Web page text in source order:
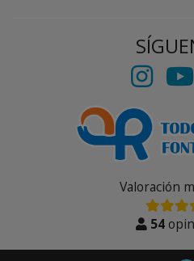
Valoración
54